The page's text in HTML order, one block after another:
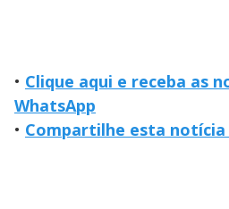
• Clique aqui e receba as
WhatsApp
• Compartilhe esta notícia